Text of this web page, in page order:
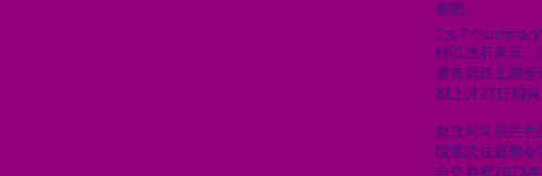
厥職。
特區政府表示，
審查員終止調查
期上月27日屆
財政司司長注
院原訟法庭頒
合交易所2023